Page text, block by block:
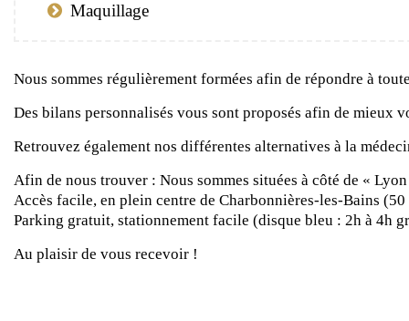
Maquillage
Nous sommes régulièrement formées afin de répondre à
Des bilans personnalisés vous sont proposés afin de mieux
Retrouvez également nos différentes alternatives à la
Afin de nous trouver : Nous sommes situées à côté de «
Accès facile, en plein centre de Charbonnières-les-Bains
Parking gratuit, stationnement facile (disque bleu : 2h à 4h
Au plaisir de vous recevoir !